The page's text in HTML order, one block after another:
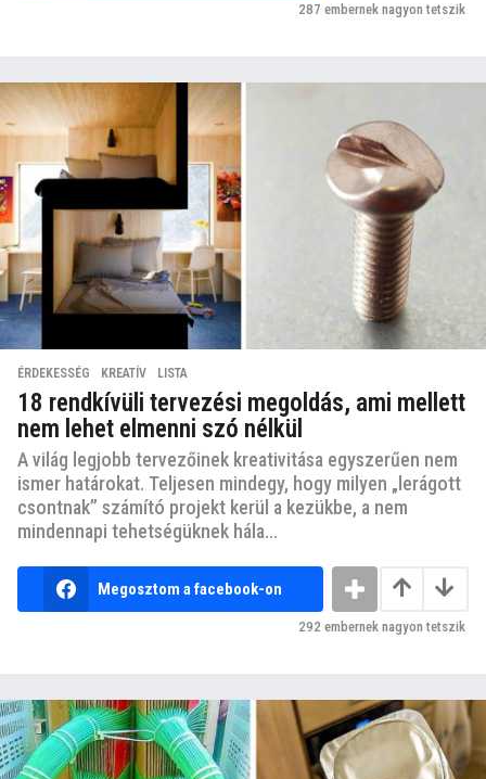
287 embernek nagyon tetszik
ÉRDEKESSÉG ,KREATÍV ,LISTA
18 rendkívüli tervezési megoldás, ami mellett
nem lehet elmenni szó nélkül
A világ legjobb tervezőinek kreativitása egyszerűen nem
ismer határokat. Teljesen mindegy, hogy milyen „lerágott
csontnak” számító projekt kerül a kezükbe, a nem
mindennapi tehetségüknek hála...
Megosztom a facebook-on
292 embernek nagyon tetszik